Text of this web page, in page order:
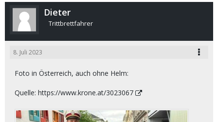
Dieter
Trittbrettfahrer
8. Juli 2023
Foto in Österreich, auch ohne Helm:
Quelle: https://www.krone.at/3023067